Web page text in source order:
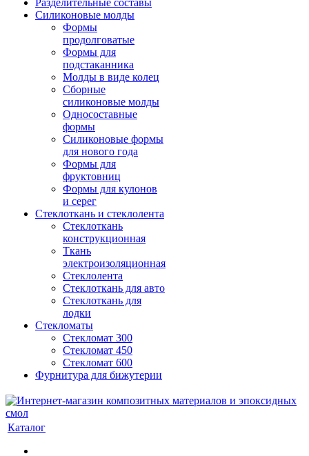
Разделительные составы
Силиконовые молды
Формы
продолговатые
Формы для
подстаканника
Молды в виде колец
Сборные
силиконовые молды
Односоставные
формы
Силиконовые формы
для нового года
Формы для
фруктовниц
Формы для кулонов
и серег
Стеклоткань и стеклолента
Стеклоткань
конструкционная
Ткань
электроизоляционная
Стеклолента
Стеклоткань для авто
Стеклоткань для
лодки
Стекломаты
Стекломат 300
Стекломат 450
Стекломат 600
Фурнитура для бижутерии
Каталог